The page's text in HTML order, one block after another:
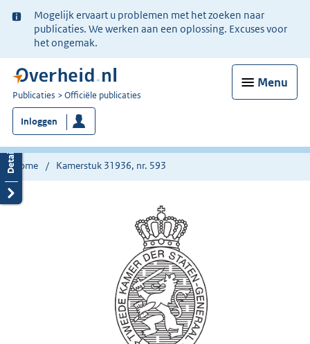
Ter
informatie:
Mogelijk ervaart u problemen met het zoeken naar
publicaties. We werken aan een oplossing. Excuses voor
het ongemak.
Menu
U
bent
nu
hier:
Publicaties Officiële publicaties
Inloggen
Home Kamerstuk 31936, nr. 593